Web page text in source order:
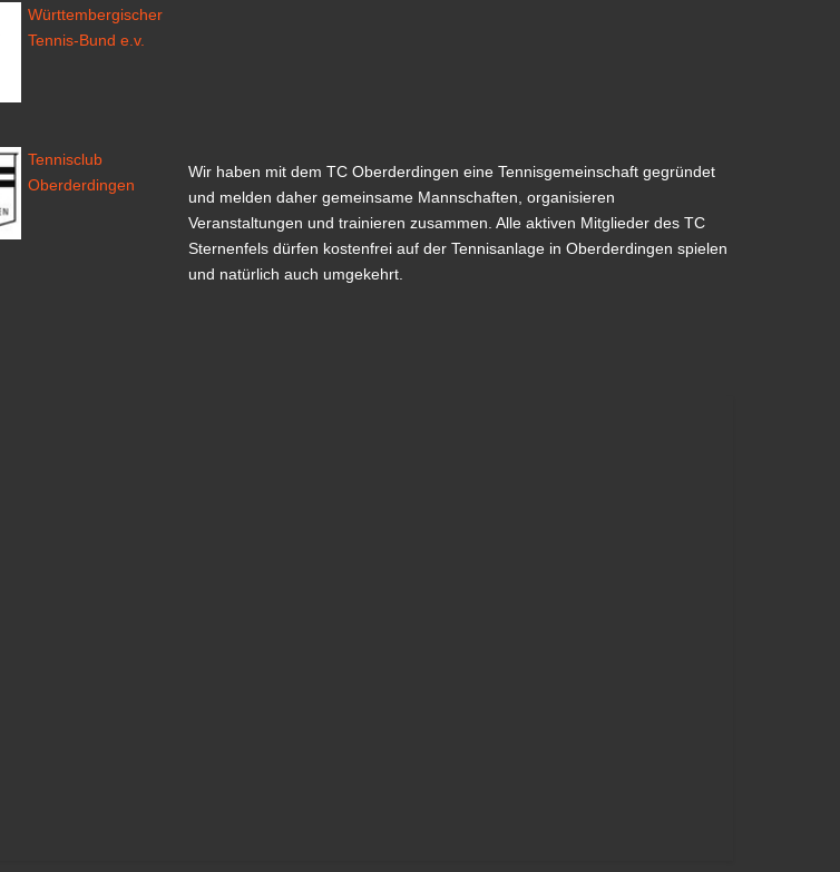
Württembergischer
Tennis-Bund e.v.
Tennisclub
Oberderdingen
Wir haben mit dem TC Oberderdingen eine Tennisgemeinschaft gegründet
und melden daher gemeinsame Mannschaften, organisieren
Veranstaltungen und trainieren zusammen. Alle aktiven Mitglieder des TC
Sternenfels dürfen kostenfrei auf der Tennisanlage in Oberderdingen spielen
und natürlich auch umgekehrt.